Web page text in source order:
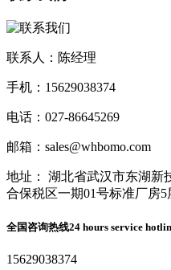
联系人：陈经理
手机：15629038374
电话：027-86645269
邮箱：sales@whbomo.com
地址： 湖北省武汉市东湖新
合保税区一期01号标准厂房
全国咨询热线24 hours service
15629038374